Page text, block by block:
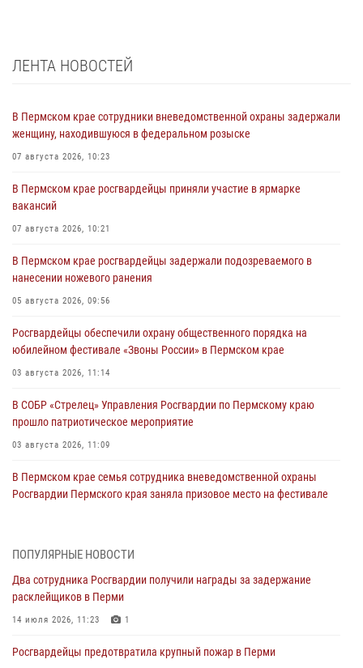
ЛЕНТА НОВОСТЕЙ
В Пермском крае сотрудники вневедомственной охраны задержали
женщину, находившуюся в федеральном розыске
07 августа 2026, 10:23
В Пермском крае росгвардейцы приняли участие в ярмарке
вакансий
07 августа 2026, 10:21
В Пермском крае росгвардейцы задержали подозреваемого в
нанесении ножевого ранения
05 августа 2026, 09:56
Росгвардейцы обеспечили охрану общественного порядка на
юбилейном фестивале «Звоны России» в Пермском крае
03 августа 2026, 11:14
В СОБР «Стрелец» Управления Росгвардии по Пермскому краю
прошло патриотическое мероприятие
03 августа 2026, 11:09
В Пермском крае семья сотрудника вневедомственной охраны
Росгвардии Пермского края заняла призовое место на фестивале
юных спортсменов
03 августа 2026, 10:59
30 июля 2026, 05:19
ПОПУЛЯРНЫЕ НОВОСТИ
Два сотрудника Росгвардии получили награды за задержание
расклейщиков в Перми
14 июля 2026, 11:23 1
Росгвардейцы предотвратила крупный пожар в Перми